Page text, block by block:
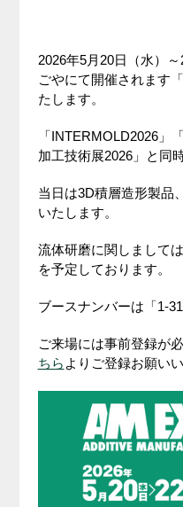
2026年5月20日（水）
ごやにて開催されます
たします。
「INTERMOLD2026」
加工技術展2026」と同
当日は3D積層造形製品
いたします。
流体研磨に関しまして
を予定しております。
ブースナンバーは「1-
ご来場には事前登録が
ちら よりご登録お願い